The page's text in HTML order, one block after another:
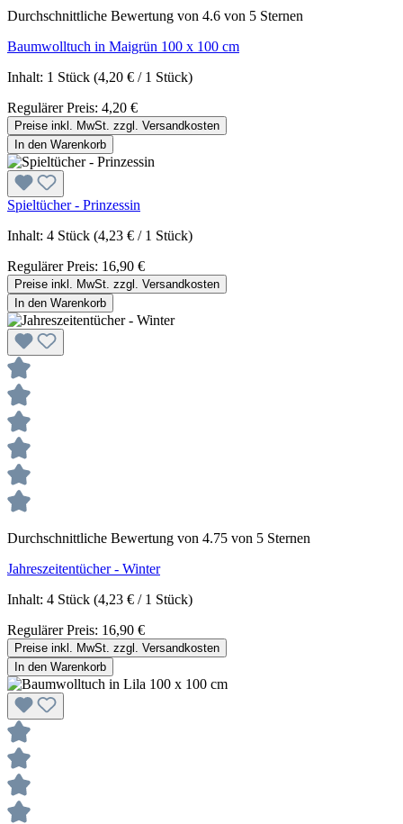
Durchschnittliche Bewertung von 4.6 von 5 Sternen
Baumwolltuch in Maigrün 100 x 100 cm
Inhalt: 1 Stück (4,20 € / 1 Stück)
Regulärer Preis: 4,20 €
Preise inkl. MwSt. zzgl. Versandkosten
In den Warenkorb
Spieltücher - Prinzessin
Inhalt: 4 Stück (4,23 € / 1 Stück)
Regulärer Preis: 16,90 €
Preise inkl. MwSt. zzgl. Versandkosten
In den Warenkorb
Durchschnittliche Bewertung von 4.75 von 5 Sternen
Jahreszeitentücher - Winter
Inhalt: 4 Stück (4,23 € / 1 Stück)
Regulärer Preis: 16,90 €
Preise inkl. MwSt. zzgl. Versandkosten
In den Warenkorb